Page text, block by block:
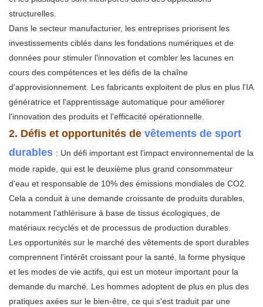
structurelles.
Dans le secteur manufacturier, les entreprises priorisent les
investissements ciblés dans les fondations numériques et de
données pour stimuler l'innovation et combler les lacunes en
cours des compétences et les défis de la chaîne
d'approvisionnement. Les fabricants exploitent de plus en plus l'IA
génératrice et l'apprentissage automatique pour améliorer
l'innovation des produits et l'efficacité opérationnelle.
2. Défis et opportunités de vêtements de sport
durables : Un défi important est l'impact environnemental de la
mode rapide, qui est le deuxième plus grand consommateur
d'eau et responsable de 10% des émissions mondiales de CO2.
Cela a conduit à une demande croissante de produits durables,
notamment l'athlérisure à base de tissus écologiques, de
matériaux recyclés et de processus de production durables.
Les opportunités sur le marché des vêtements de sport durables
comprennent l'intérêt croissant pour la santé, la forme physique
et les modes de vie actifs, qui est un moteur important pour la
demande du marché. Les hommes adoptent de plus en plus des
pratiques axées sur le bien-être, ce qui s'est traduit par une